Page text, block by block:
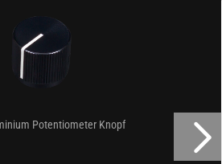
Potentiometer Knopf